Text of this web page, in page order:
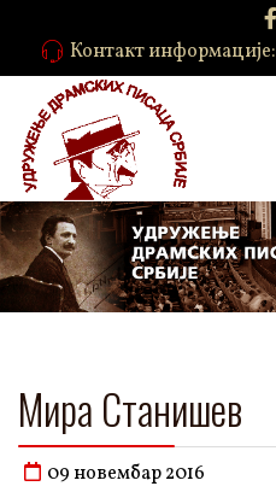
Контакт информације:
Мира Станишев
09 новембар 2016